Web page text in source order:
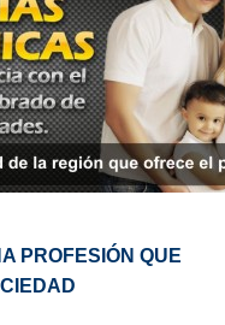
PROFESIÓN QUE